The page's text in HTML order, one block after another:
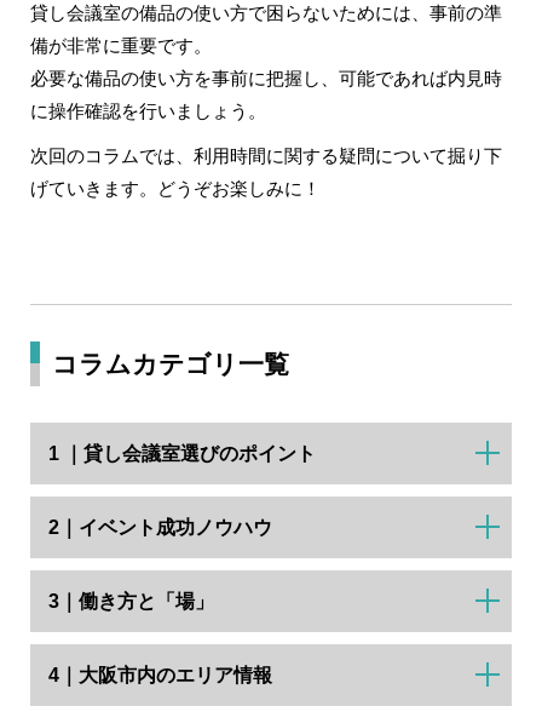
貸し会議室の備品の使い方で困らないためには、事前の準
備が非常に重要です。
必要な備品の使い方を事前に把握し、可能であれば内見時
に操作確認を行いましょう。
次回のコラムでは、利用時間に関する疑問について掘り下
げていきます。どうぞお楽しみに！
コラムカテゴリ一覧
1 ｜貸し会議室選びのポイント
2｜イベント成功ノウハウ
3｜働き方と「場」
4｜大阪市内のエリア情報